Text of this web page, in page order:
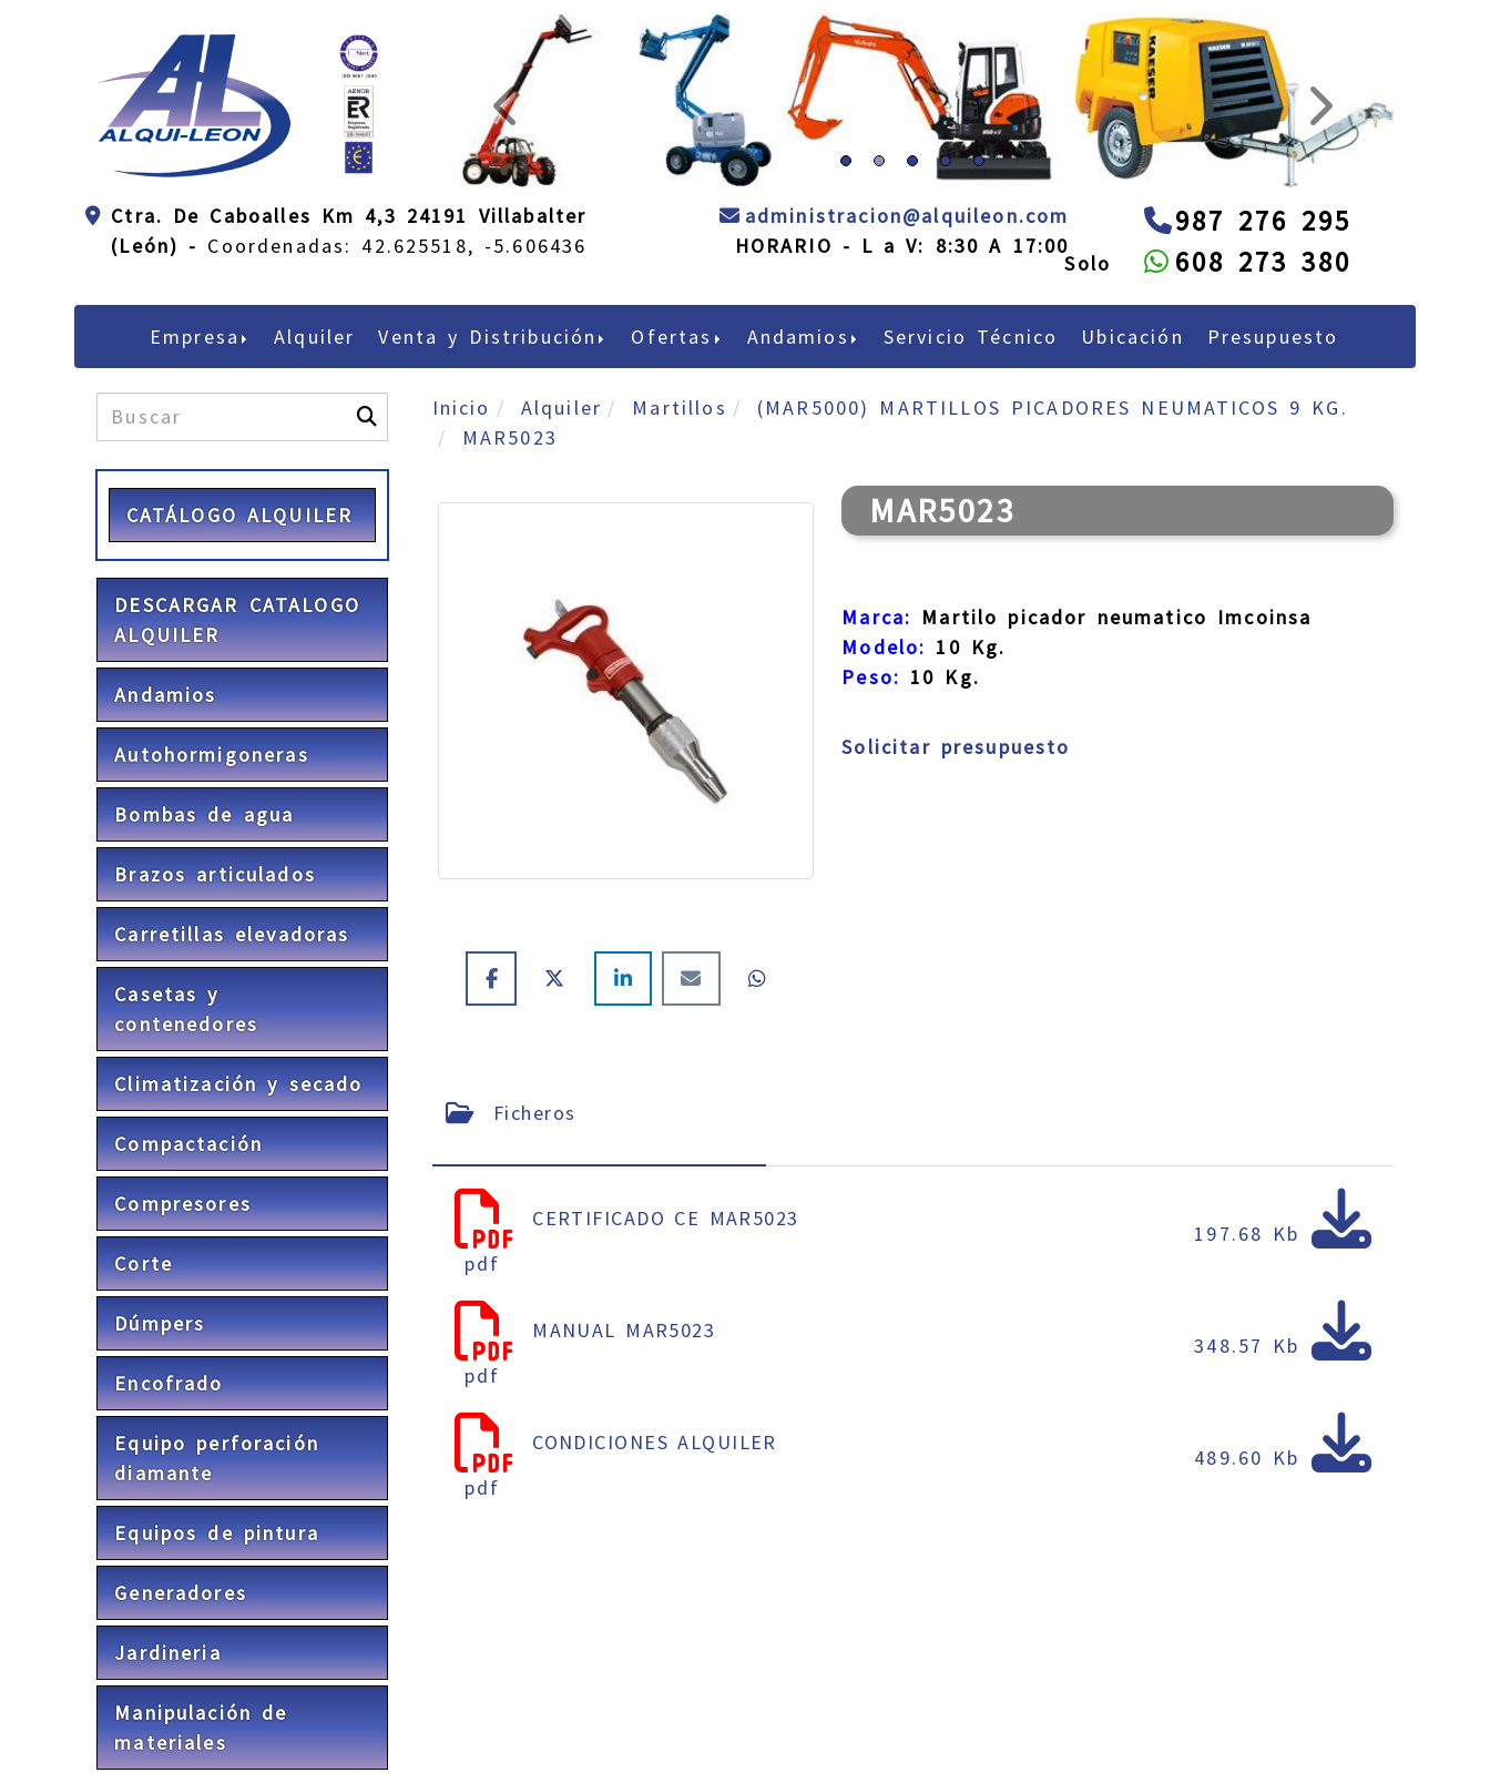
prev
Ctra. De Caboalles Km 4,3 24191 Villabalter
(León) - Coordenadas: 42.625518, -5.606436
administracion alquileon.com administracion
alquileon.com
HORARIO - L a V: 8:30 A 17:00
987 276 295
608 273 380
Empresa Alquiler Venta y Distribución Ofertas Andamios Servicio Técnico Ubicación Presupuesto
CATÁLOGO ALQUILER
DESCARGAR CATALOGO
ALQUILER
Andamios
Autohormigoneras
Bombas de agua
Brazos articulados
Carretillas elevadoras
Casetas y
contenedores
Climatización y secado
Compactación
Compresores
Corte
Dúmpers
Encofrado
Equipo perforación
diamante
Equipos de pintura
Generadores
Jardineria
Manipulación de
materiales
Inicio Alquiler Martillos
(MAR5000) MARTILLOS PICADORES NEUMATICOS 9 KG.
MAR5023
MAR5023
Marca: Martilo picador neumatico Imcoinsa
Modelo: 10 Kg.
Peso: 10 Kg.
Solicitar presupuesto
Ficheros
pdf
CERTIFICADO CE MAR5023
197.68 Kb
pdf
MANUAL MAR5023
348.57 Kb
pdf
CONDICIONES ALQUILER
489.60 Kb